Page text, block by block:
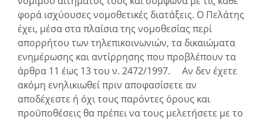
φορά ισχύουσες νομοθετικές διατάξεις. Ο Πελάτης
έχει, μέσα στα πλαίσια της νομοθεσίας περί
απορρήτου των τηλεπικοινωνιών, τα δικαιώματα
ενημέρωσης και αντίρρησης που προβλέπουν τα
άρθρα 11 έως 13 του ν. 2472/1997. Αν δεν έχετε
ακόμη ενηλικιωθεί πριν αποφασίσετε αν
αποδέχεστε ή όχι τους παρόντες όρους και
προϋποθέσεις θα πρέπει να τους μελετήσετε με το